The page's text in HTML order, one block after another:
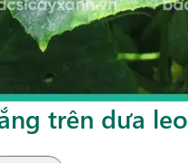
trên dưa leo